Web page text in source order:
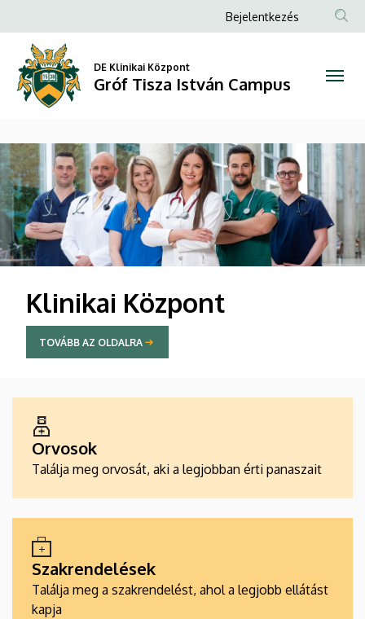
Tisza
István
Campus
Anonim
menüje
Bejelentkezés
DE Klinikai Központ
Gróf Tisza István Campus
Klinikai Központ
TOVÁBB AZ OLDALRA
Orvosok
Találja meg orvosát, aki a legjobban érti panaszait
Szakrendelések
Találja meg a szakrendelést, ahol a legjobb ellátást
kapja